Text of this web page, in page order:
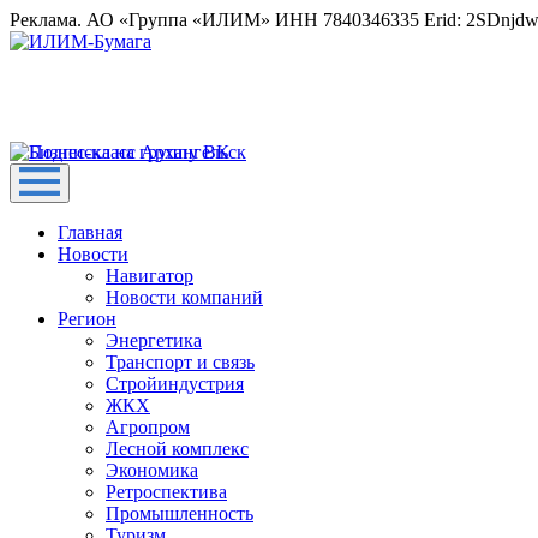
Реклама. АО «Группа «ИЛИМ» ИНН 7840346335 Erid:
Главная
Новости
Навигатор
Новости компаний
Регион
Энергетика
Транспорт и связь
Стройиндустрия
ЖКХ
Агропром
Лесной комплекс
Экономика
Ретроспектива
Промышленность